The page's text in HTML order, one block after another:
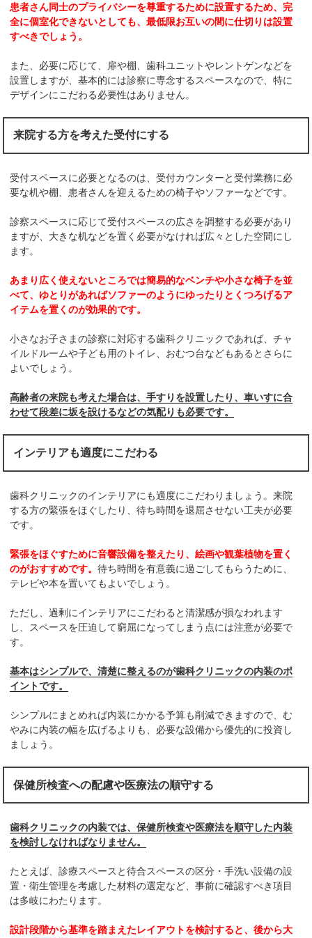
患者さん同士のプライバシーを尊重するために設置するため、完
全に個室化できないとしても、最低限お互いの間に仕切りは設置
すべきでしょう。
また、必要に応じて、扉や棚、歯科ユニットやレントゲンなどを
設置しますが、基本的には診察に専念するスペースなので、特に
デザインにこだわる必要性はありません。
来院する方を考えた受付にする
受付スペースに必要となるのは、受付カウンターと受付業務に必
要な机や棚、患者さんを迎えるための椅子やソファーなどです。
診察スペースに応じて受付スペースの広さを調整する必要があり
ますが、大きな机などを置く必要がなければ広々とした空間にし
ます。
あまり広く使えないところでは簡易的なベンチや小さな椅子を並
べて、ゆとりがあればソファーのようにゆったりとくつろげるア
イテムを置くのが効果的です。
小さなお子さまの診察に対応する歯科クリニックであれば、チャ
イルドルームや子ども用のトイレ、おむつ台などもあるとさらに
よいでしょう。
高齢者の来院も考えた場合は、手すりを設置したり、車いすに合
わせて段差に坂を設けるなどの気配りも必要です。
インテリアも適度にこだわる
歯科クリニックのインテリアにも適度にこだわりましょう。来院
する方の緊張をほぐしたり、待ち時間を退屈させない工夫が必要
です。
緊張をほぐすために音響設備を整えたり、絵画や観葉植物を置く
のがおすすめです。待ち時間を有意義に過ごしてもらうために、
テレビや本を置いてもよいでしょう。
ただし、過剰にインテリアにこだわると清潔感が損なわれます
し、スペースを圧迫して窮屈になってしまう点には注意が必要で
す。
基本はシンプルで、清楚に整えるのが歯科クリニックの内装のポ
イントです。
シンプルにまとめれば内装にかかる予算も削減できますので、む
やみに内装の幅を広げるよりも、必要な設備から優先的に投資し
ましょう。
保健所検査への配慮や医療法の順守する
歯科クリニックの内装では、保健所検査や医療法を順守した内装
を検討しなければなりません。
たとえば、診療スペースと待合スペースの区分・手洗い設備の設
置・衛生管理を考慮した材料の選定など、事前に確認すべき項目
は多岐にわたります。
設計段階から基準を踏まえたレイアウトを検討すると、後から大